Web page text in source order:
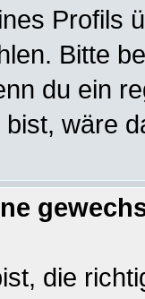
Profils
Bitte
du ein
wäre
die